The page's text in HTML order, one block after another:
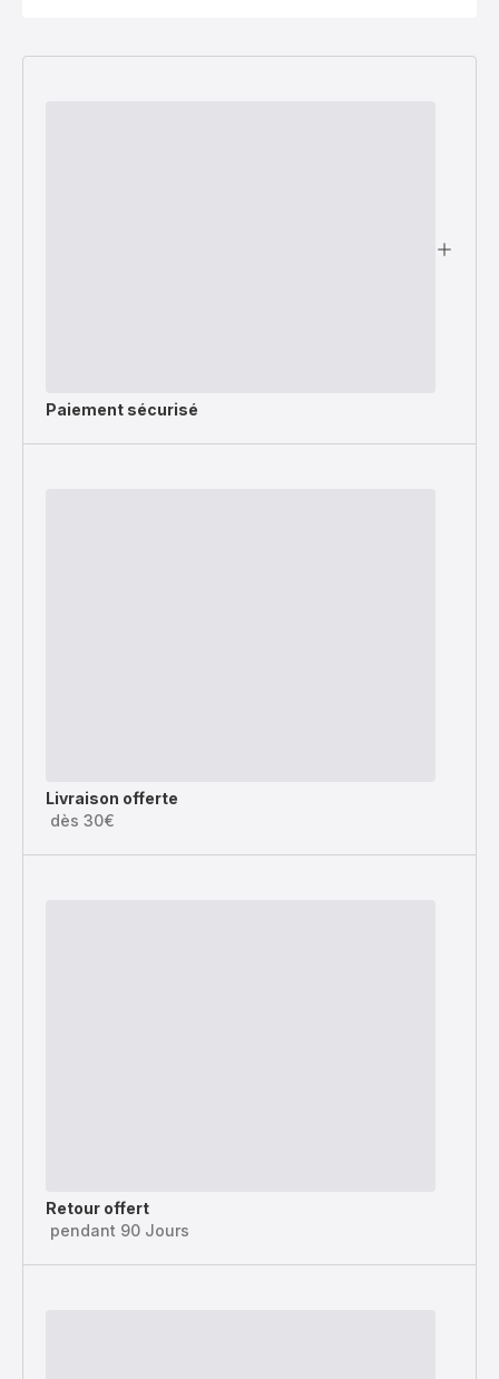
Paiement sécurisé
Livraison offerte
dès 30€
Retour offert
pendant 90 Jours